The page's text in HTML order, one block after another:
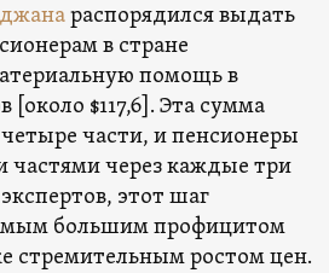
распорядился выдать
в стране
помощь в
[около $117,6]. Эта сумма
части, и пенсионеры
частями через каждые три
этот шаг
большим профицитом
стремительным ростом цен.